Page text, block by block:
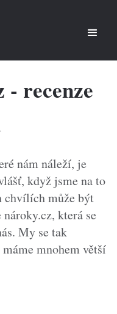
- recenze
nám náleží, je
když jsme na to
chvílích může být
která se
My se tak
mnohem větší